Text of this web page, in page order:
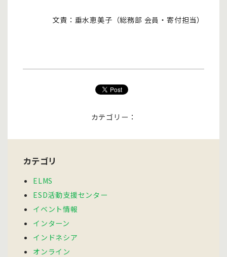
文責：垂水恵美子（総務部 会員・寄付担当）
カテゴリー：
カテゴリ
ELMS
ESD活動支援センター
イベント情報
インターン
インドネシア
オンライン